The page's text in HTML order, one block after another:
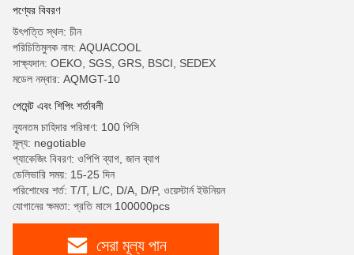
পণ্যের বিবরণ
উৎপত্তি স্থল: চীন
পরিচিতিমুলক নাম: AQUACOOL
সাক্ষ্যদান: OEKO, SGS, GRS, BSCI, SEDEX
মডেল নম্বার: AQMGT-10
পেমেন্ট এবং শিপিং শর্তাবলী
ন্যূনতম চাহিদার পরিমাণ: 100 পিসি
মূল্য: negotiable
প্যাকেজিং বিবরণ: ওপিপি ব্যাগ, জাল ব্যাগ
ডেলিভারি সময়: 15-25 দিন
পরিশোধের শর্ত: T/T, L/C, D/A, D/P, ওয়েস্টার্ন ইউনিয়ন
যোগানের ক্ষমতা: প্রতি মাসে 100000pcs
সেরা মূল্য পান